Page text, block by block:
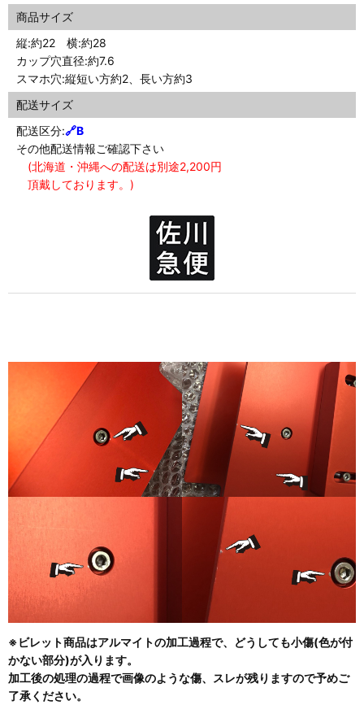
商品サイズ
縦:約22 横:約28
カップ穴直径:約7.6
スマホ穴:縦短い方約2、長い方約3
配送サイズ
配送区分:🔗B
その他配送情報ご確認下さい
(北海道・沖縄への配送は別途2,200円
頂戴しております。)
※ビレット商品はアルマイトの加工過程で、どうしても小傷(色が付
かない部分)が入ります。
加工後の処理の過程で画像のような傷、スレが残りますので予めご
了承ください。